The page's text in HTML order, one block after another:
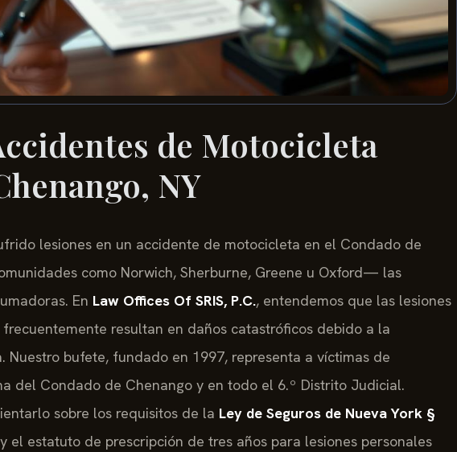
de Motocicleta
NY
lesiones en un accidente de motocicleta en el Condado de
como Norwich, Sherburne, Greene u Oxford— las
En Law Offices Of SRIS, P.C., entendemos que las lesiones
resultan en daños catastróficos debido a la
bufete, fundado en 1997, representa a víctimas de
del Condado de Chenango y en todo el 6.º Distrito Judicial.
sobre los requisitos de la Ley de Seguros de Nueva York §
el estatuto de prescripción de tres años para lesiones personales